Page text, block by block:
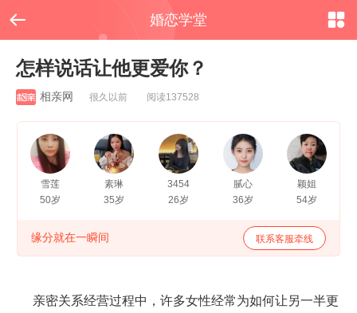
 婚恋学堂
怎样说话让他更爱你？
相亲网 很久以前 阅读137528
雪莲
50岁
素琳
35岁
3454
26岁
腻心
36岁
颖姐
54岁
缘分就在一瞬间 联系客服牵线
亲密关系经营过程中，许多女性经常为如何让另一半更
